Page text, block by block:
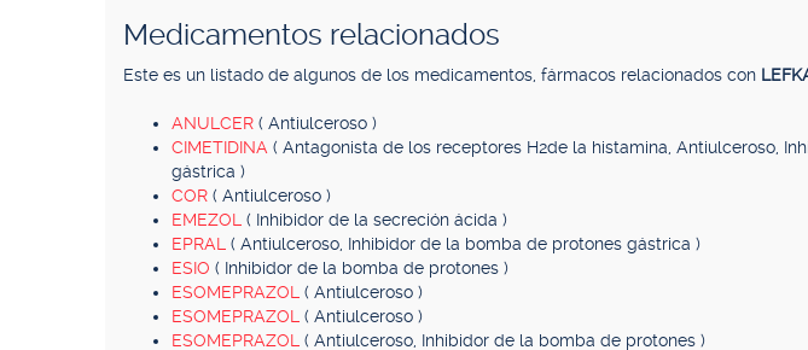
Medicamentos relacionados
Este es un listado de algunos de los medicamentos, fármacos relacionados con
ANULCER ( Antiulceroso )
CIMETIDINA ( Antagonista de los receptores H2de la histamina, Antiulceroso,
gástrica )
COR ( Antiulceroso )
EMEZOL ( Inhibidor de la secreción ácida )
EPRAL ( Antiulceroso, Inhibidor de la bomba de protones gástrica )
ESIO ( Inhibidor de la bomba de protones )
ESOMEPRAZOL ( Antiulceroso )
ESOMEPRAZOL ( Antiulceroso )
ESOMEPRAZOL ( Antiulceroso, Inhibidor de la bomba de protones )